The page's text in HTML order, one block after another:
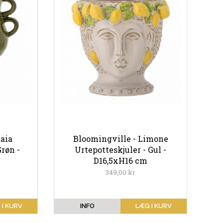
-
KURV
Bloomingville - Limone
Urtepotteskjuler - Gul -
D16,5xH16 cm
349,00 kr
LÆG I KURV
INFO